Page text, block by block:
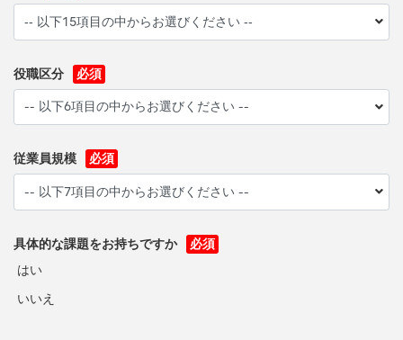
役職区分
従業員規模
具体的な課題をお持ちですか
はい
いいえ